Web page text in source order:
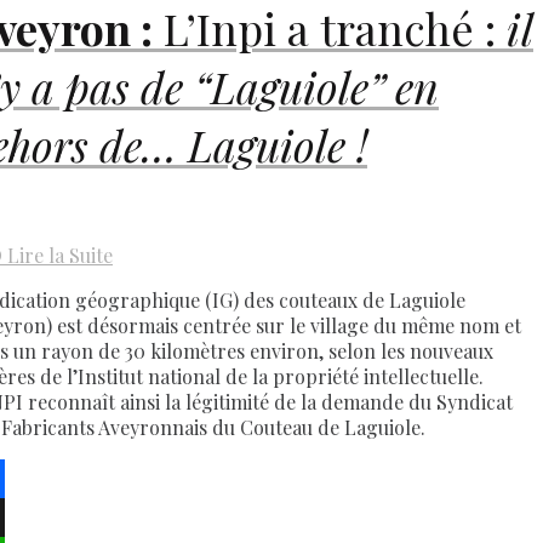
: L’Inpi a tranché : il
a pas de “Laguiole”en
de… Laguiole !
Lire la Suite
géographique (IG) des couteaux de Laguiole
est désormais centrée sur le village du même nom et
un rayon de 30 kilomètres environ, selon les nouveaux
de l’Institut national de la propriété intellectuelle.
reconnaît ainsi la légitimité de la demande du Syndicat
Aveyronnais du Couteau de Laguiole.